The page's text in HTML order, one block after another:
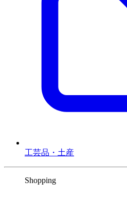
工芸品・土産
Shopping